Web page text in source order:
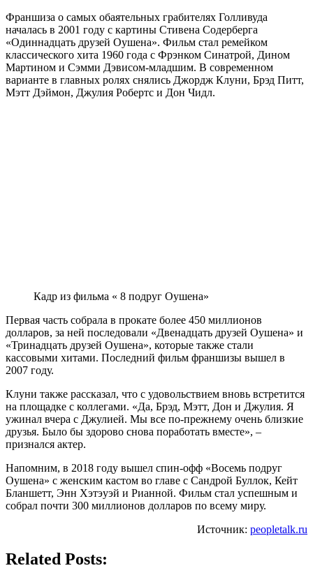
Франшиза о самых обаятельных грабителях Голливуда
началась в 2001 году с картины Стивена Содерберга
«Одиннадцать друзей Оушена». Фильм стал ремейком
классического хита 1960 года с Фрэнком Синатрой, Дином
Мартином и Сэмми Дэвисом-младшим. В современном
варианте в главных ролях снялись Джордж Клуни, Брэд Питт,
Мэтт Дэймон, Джулия Робертс и Дон Чидл.
Кадр из фильма « 8 подруг Оушена»
Первая часть собрала в прокате более 450 миллионов
долларов, за ней последовали «Двенадцать друзей Оушена» и
«Тринадцать друзей Оушена», которые также стали
кассовыми хитами. Последний фильм франшизы вышел в
2007 году.
Клуни также рассказал, что с удовольствием вновь встретится
на площадке с коллегами. «Да, Брэд, Мэтт, Дон и Джулия. Я
ужинал вчера с Джулией. Мы все по-прежнему очень близкие
друзья. Было бы здорово снова поработать вместе», –
признался актер.
Напомним, в 2018 году вышел спин-офф «Восемь подруг
Оушена» с женским кастом во главе с Сандрой Буллок, Кейт
Бланшетт, Энн Хэтэуэй и Рианной. Фильм стал успешным и
собрал почти 300 миллионов долларов по всему миру.
Источник: peopletalk.ru
Related Posts: